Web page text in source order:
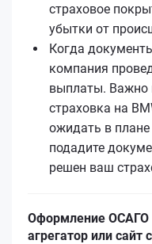
страховое
убытки от
Когда
компания
выплаты. Важно
страховка на
ожидать в
подадите
решен ваш
Оформление ОСАГО
агрегатор или сайт